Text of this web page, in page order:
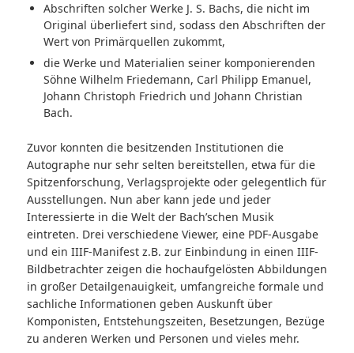
Abschriften solcher Werke J. S. Bachs, die nicht im
Original überliefert sind, sodass den Abschriften der
Wert von Primärquellen zukommt,
die Werke und Materialien seiner komponierenden
Söhne Wilhelm Friedemann, Carl Philipp Emanuel,
Johann Christoph Friedrich und Johann Christian
Bach.
Zuvor konnten die besitzenden Institutionen die
Autographe nur sehr selten bereitstellen, etwa für die
Spitzenforschung, Verlagsprojekte oder gelegentlich für
Ausstellungen. Nun aber kann jede und jeder
Interessierte in die Welt der Bach’schen Musik
eintreten. Drei verschiedene Viewer, eine PDF-Ausgabe
und ein IIIF-Manifest z.B. zur Einbindung in einen IIIF-
Bildbetrachter zeigen die hochaufgelösten Abbildungen
in großer Detailgenauigkeit, umfangreiche formale und
sachliche Informationen geben Auskunft über
Komponisten, Entstehungszeiten, Besetzungen, Bezüge
zu anderen Werken und Personen und vieles mehr.